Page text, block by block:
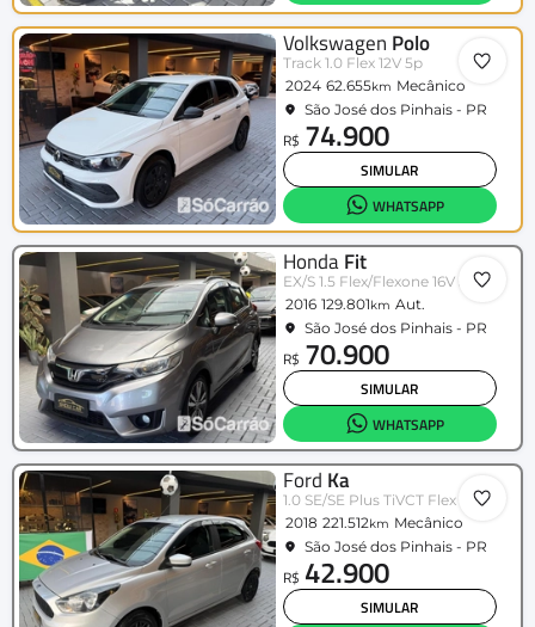
Volkswagen Polo
Track 1.0 Flex 12V 5p
2024 62.655km Mecânico
São José dos Pinhais - PR
R$ 74.900
SIMULAR
WHATSAPP
Honda Fit
EX/S 1.5 Flex/Flexone 16V 5p Aut.
2016 129.801km Aut.
São José dos Pinhais - PR
R$ 70.900
SIMULAR
WHATSAPP
Ford Ka
1.0 SE/SE Plus TiVCT Flex 5p
2018 221.512km Mecânico
São José dos Pinhais - PR
R$ 42.900
SIMULAR